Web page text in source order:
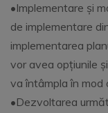
•Implementare și
de implementare
implementarea
vor avea opțiunile
va întâmpla în mod
•Dezvoltarea